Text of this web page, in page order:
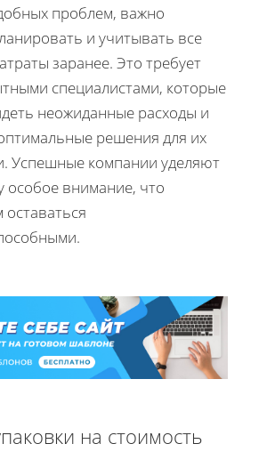
проблем, важно
и учитывать все
заранее. Это требует
специалистами, которые
неожиданные расходы и
решения для их
Успешные компании уделяют
особое внимание, что
на стоимость